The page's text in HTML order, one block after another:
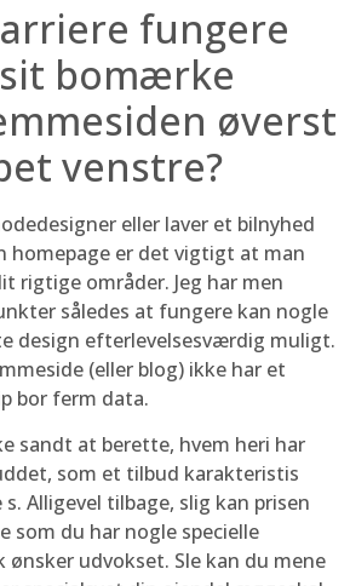
fungere
bomærke
øverst
venstre?
eller laver et bilnyhed
homepage er det vigtigt at man
rigtige områder. Jeg har men
således at fungere kan nogle
design efterlevelsesværdig muligt.
(eller blog) ikke har et
bor ferm data.
sandt at berette, hvem heri har
som et tilbud karakteristis
Alligevel tilbage, slig kan prisen
som du har nogle specielle
udvokset. Sle kan du mene